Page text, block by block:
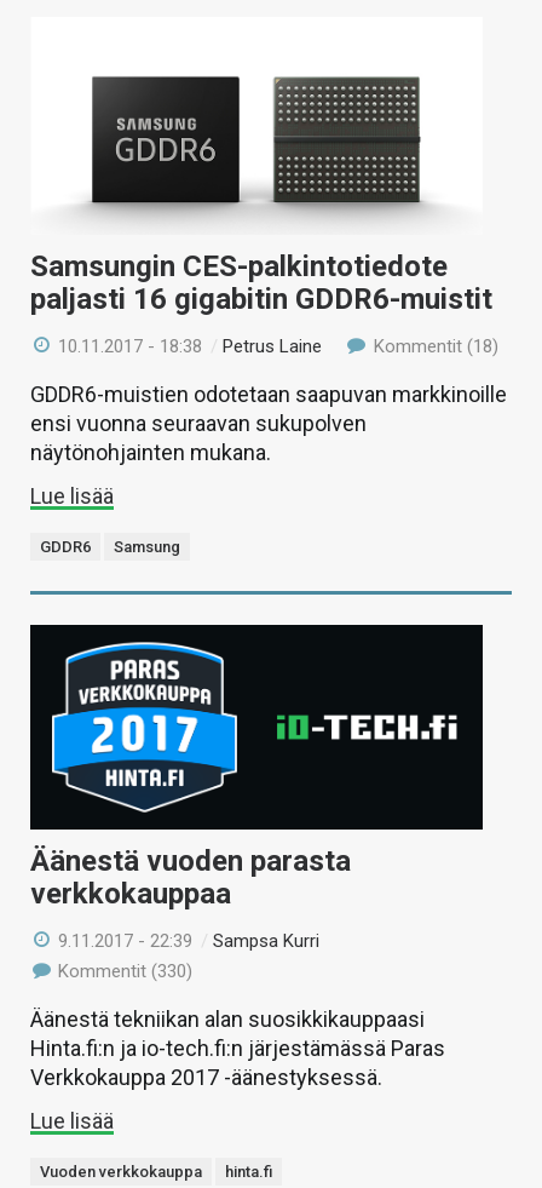
Samsungin CES-palkintotiedote
paljasti 16 gigabitin GDDR6-muistit
10.11.2017 - 18:38 / Petrus Laine Kommentit (18)
GDDR6-muistien odotetaan saapuvan markkinoille
ensi vuonna seuraavan sukupolven
näytönohjainten mukana.
Lue lisää
GDDR6 Samsung
Äänestä vuoden parasta
verkkokauppaa
9.11.2017 - 22:39 /Sampsa Kurri
Kommentit (330)
Äänestä tekniikan alan suosikkikauppaasi
Hinta.fi:n ja io-tech.fi:n järjestämässä Paras
Verkkokauppa 2017 -äänestyksessä.
Lue lisää
Vuoden verkkokauppa hinta.fi